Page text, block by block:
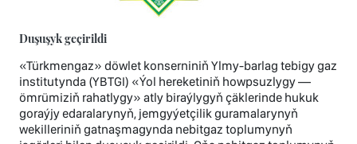
Duşuşyk geçirildi
«Türkmengaz» döwlet konserniniň Ylmy-barlag tebigy gaz
institutynda (YBTGI) «Ýol hereketiniň howpsuzlygy —
ömrümiziň rahatlygy» atly biraýlygyň çäklerinde hukuk
goraýjy edaralarynyň, jemgyýetçilik guramalarynyň
wekilleriniň gatnaşmagynda nebitgaz toplumynyň